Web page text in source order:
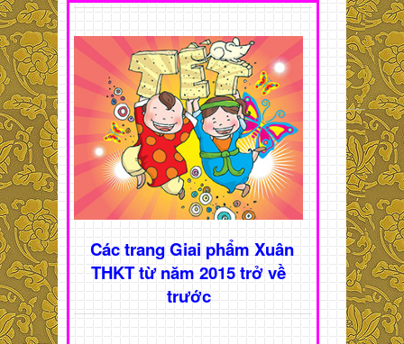
Các trang Giai phẩm Xuân
THKT từ năm 2015 trở về
trước